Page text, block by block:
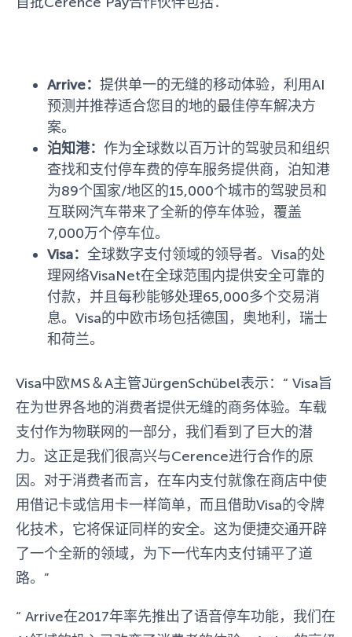
Arrive： 提供单一的无缝的移动体验，利用AI
预测并推荐适合您目的地的最佳停车解决方
案。
泊知港： 作为全球数以百万计的驾驶员和组织
查找和支付停车费的停车服务提供商，泊知港
为89个国家/地区的15,000个城市的驾驶员和
互联网汽车带来了全新的停车体验，覆盖
7,000万个停车位。
Visa： 全球数字支付领域的领导者。Visa的处
理网络VisaNet在全球范围内提供安全可靠的
付款，并且每秒能够处理65,000多个交易消
息。Visa的中欧市场包括德国，奥地利，瑞士
和荷兰。
Visa中欧MS＆A主管JürgenSchübel表示：“ Visa旨
在为世界各地的消费者提供无缝的商务体验。车载
支付作为物联网的一部分，我们看到了巨大的潜
力。这正是我们很高兴与Cerence进行合作的原
因。对于消费者而言，在车内支付就像在商店中使
用借记卡或信用卡一样简单，而且借助Visa的令牌
化技术，它将保证同样的安全。这为便捷交通开辟
了一个全新的领域，为下一代车内支付铺平了道
路。”
“ Arrive在2017年率先推出了语音停车功能，我们在